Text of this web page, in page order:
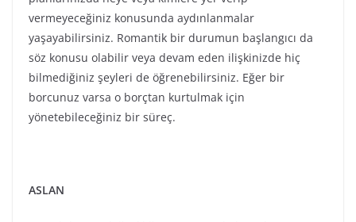
odağı haline getirecek. Bu bir nişanlanma, bir ortaklığı
bozma veya meslek değiştirme gibi büyük bir olay da
olabilir veya daha ufak değişimlerle de kendini ortaya
koyabilir (haritanızın vaat ettiği önemlidir). Nasıl veya
iyi/kötü ne olursa olsun bir süre insanların gözü
üzerinizde olacak. Bu yüzden doğru davranmaya
çalışın. Eğer evliyseniz eşin ailesi ile ilgilenmeniz
için kullanabileceğiniz bir süreç.